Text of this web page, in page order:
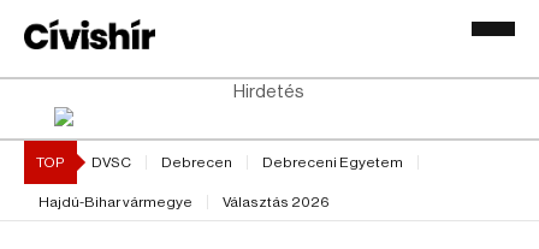
Hirdetés
TOP DVSC Debrecen Debreceni Egyetem
Hajdú-Bihar vármegye Választás 2026